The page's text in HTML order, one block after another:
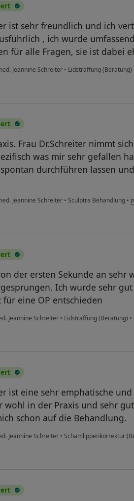
ist sehr freundlich und ich
, ich wurde
für alle Fragen, sie ist dabei
Jeannine Schreiter • Lidstraffung (Beratung)
Frau Dr.Schreiter nimmt
was mir sehr gefallen
durchführen lassen
Jeannine Schreiter • Sculptra Behandlung •
der ersten Sekunde an sehr
Ich wurde sehr
eine OP entschieden
Jeannine Schreiter • Lidstraffung (Beratung) •
ist eine sehr emphatische
wohl in der Praxis und sehr
schon auf die Behandlung.
Jeannine Schreiter • Schamlippenkorrektur